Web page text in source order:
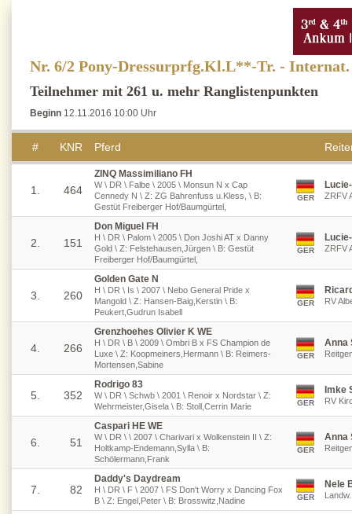
Nr. 6/2 Pony-Dressurprfg.Kl.L**-Tr. - Internat.
Teilnehmer mit 261 u. mehr Ranglistenpunkten
Beginn 12.11.2016 10:00 Uhr
# KNR Pferd
1. 464
ZINQ Massimiliano FH
W \ DR \ Falbe \ 2005 \ Monsun N x Cap
Cennedy N \ Z: ZG Bahrenfuss u.Kless, \ B:
Gestüt Freiberger Hof/Baumgürtel,
GER ZRFV
2. 151
Don Miguel FH
H \ DR \ Palom \ 2005 \ Don Joshi AT x Danny
Gold \ Z: Felstehausen,Jürgen \ B: Gestüt
Freiberger Hof/Baumgürtel,
GER ZRFV
3. 260
Golden Gate N
H \ DR \ Is \ 2007 \ Nebo General Pride x
Mangold \ Z: Hansen-Baig,Kerstin \ B:
Peukert,Gudrun Isabell
GER RV
4. 266
Grenzhoehes Olivier K WE
H \ DR \ B \ 2009 \ Ombri B x FS Champion de
Luxe \ Z: Koopmeiners,Hermann \ B: Reimers-
Mortensen,Sabine
GER
Anna
5. 352
Rodrigo 83
W \ DR \ Schwb \ 2001 \ Renoir x Nordstar \ Z:
Wehrmeister,Gisela \ B: Stoll,Cerrin Marie
GER
Imke
RV
6. 51
Caspari HE WE
W \ DR \ \ 2007 \ Charivari x Wolkenstein II \ Z:
Holtkamp-Endemann,Sylla \ B:
Schölermann,Frank
GER
Anna
7. 82
Daddy's Daydream
H \ DR \ F \ 2007 \ FS Don't Worry x Dancing Fox
B \ Z: Engel,Peter \ B: Brosswitz,Nadine
GER
Nele